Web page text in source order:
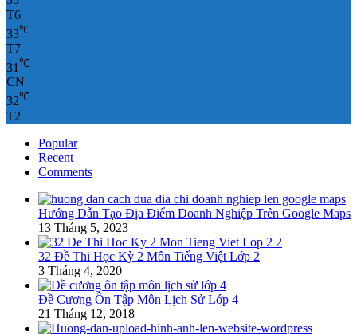
T6
33℃
T7
31℃
CN
32℃
T2
Popular
Recent
Comments
Hướng Dẫn Tạo Địa Điểm Doanh Nghiệp Trên Google Maps
13 Tháng 5, 2023
32 Đề Thi Học Kỳ 2 Môn Tiếng Việt Lớp 2
3 Tháng 4, 2020
Đề Cương Ôn Tập Môn Lịch Sử Lớp 4
21 Tháng 12, 2018